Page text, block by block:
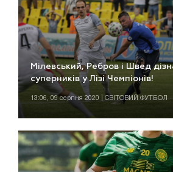
Мілевський, Ребров і Швед
суперників у Лізі Чемпіонів!
13:06, 09 серпня 2020 | СВІТОВИЙ ФУТБОЛ